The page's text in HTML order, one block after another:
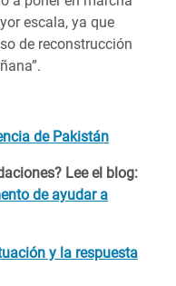
escala, ya que
de reconstrucción
de Pakistán
Lee el blog:
de ayudar a
y la respuesta